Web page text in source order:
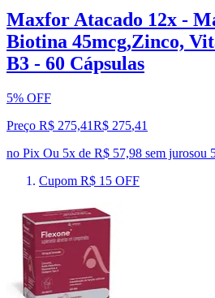
Maxfor Atacado 12x -
Biotina 45mcg,Zinco,
B3 - 60 Cápsulas
5% OFF
Preço R$ 275,41R$ 275,41
no Pix Ou 5x de R$ 57,98 sem jurosou
Cupom R$ 15 OFF